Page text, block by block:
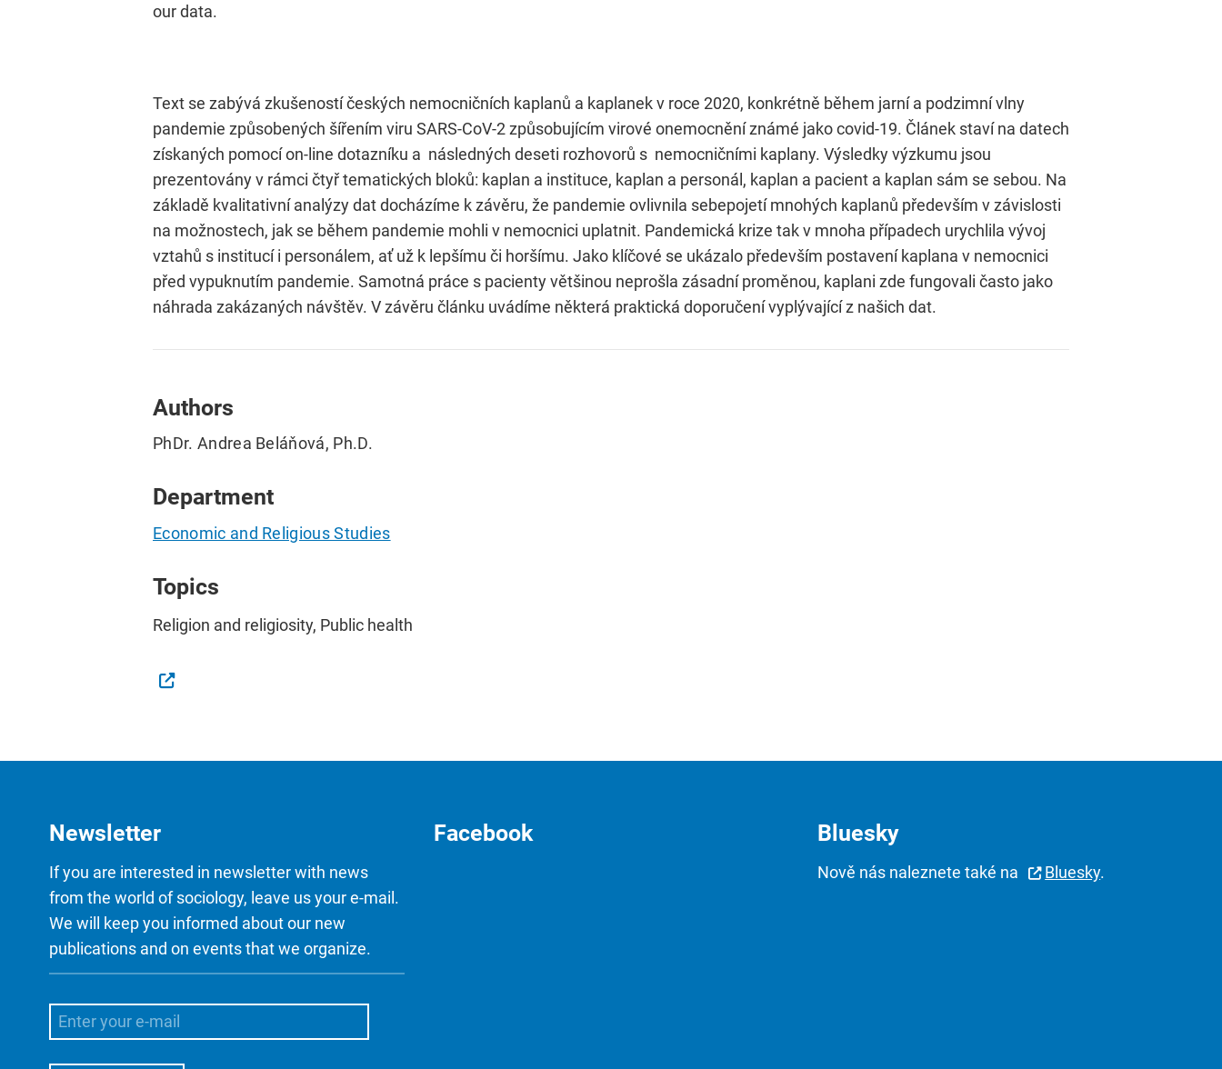
our data.
Text se zabývá zkušeností českých nemocničních kaplanů a kaplanek v roce 2020, konkrétně během jarní a podzimní vlny
pandemie způsobených šířením viru SARS-CoV-2 způsobujícím virové onemocnění známé jako covid-19. Článek staví na datech
získaných pomocí on-line dotazníku a následných deseti rozhovorů s nemocničními kaplany. Výsledky výzkumu jsou
prezentovány v rámci čtyř tematických bloků: kaplan a instituce, kaplan a personál, kaplan a pacient a kaplan sám se sebou. Na
základě kvalitativní analýzy dat docházíme k závěru, že pandemie ovlivnila sebepojetí mnohých kaplanů především v závislosti
na možnostech, jak se během pandemie mohli v nemocnici uplatnit. Pandemická krize tak v mnoha případech urychlila vývoj
vztahů s institucí i personálem, ať už k lepšímu či horšímu. Jako klíčové se ukázalo především postavení kaplana v nemocnici
před vypuknutím pandemie. Samotná práce s pacienty většinou neprošla zásadní proměnou, kaplani zde fungovali často jako
náhrada zakázaných návštěv. V závěru článku uvádíme některá praktická doporučení vyplývající z našich dat.
Authors
PhDr. Andrea Beláňová, Ph.D.
Department
Economic and Religious Studies
Topics
Religion and religiosity, Public health
Newsletter
If you are interested in newsletter with news
from the world of sociology, leave us your e-mail.
We will keep you informed about our new
publications and on events that we organize.
Facebook Bluesky
Nově nás naleznete také na Bluesky.